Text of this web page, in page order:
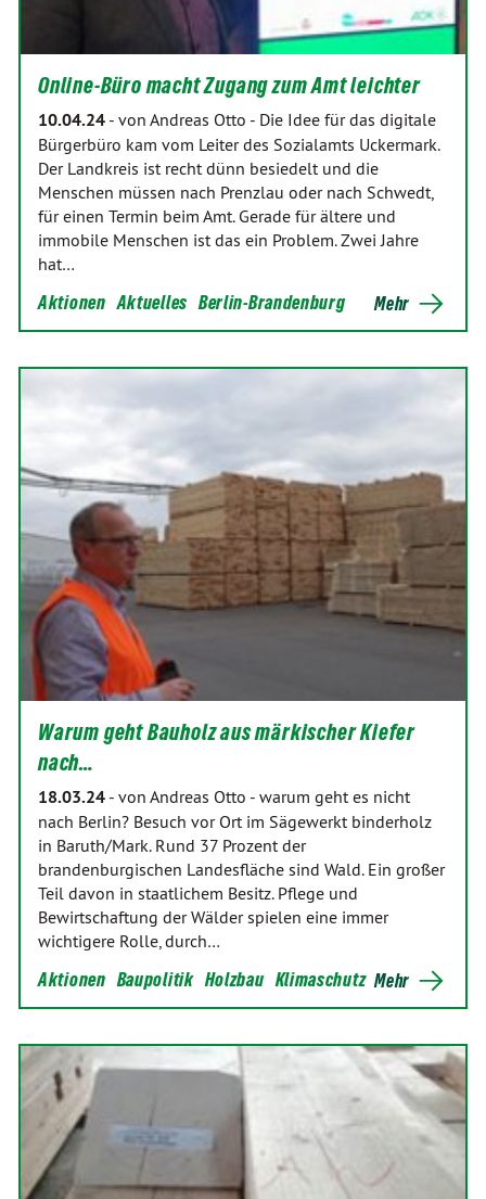
Online-Büro macht Zugang zum Amt leichter
10.04.24 - von Andreas Otto - Die Idee für das digitale
Bürgerbüro kam vom Leiter des Sozialamts Uckermark.
Der Landkreis ist recht dünn besiedelt und die
Menschen müssen nach Prenzlau oder nach Schwedt,
für einen Termin beim Amt. Gerade für ältere und
immobile Menschen ist das ein Problem. Zwei Jahre
hat…
Aktionen Aktuelles Berlin-Brandenburg Mehr
Warum geht Bauholz aus märkischer Kiefer
nach…
18.03.24 - von Andreas Otto - warum geht es nicht
nach Berlin? Besuch vor Ort im Sägewerkt binderholz
in Baruth/Mark. Rund 37 Prozent der
brandenburgischen Landesfläche sind Wald. Ein großer
Teil davon in staatlichem Besitz. Pflege und
Bewirtschaftung der Wälder spielen eine immer
wichtigere Rolle, durch…
Aktionen Baupolitik Holzbau Klimaschutz Mehr